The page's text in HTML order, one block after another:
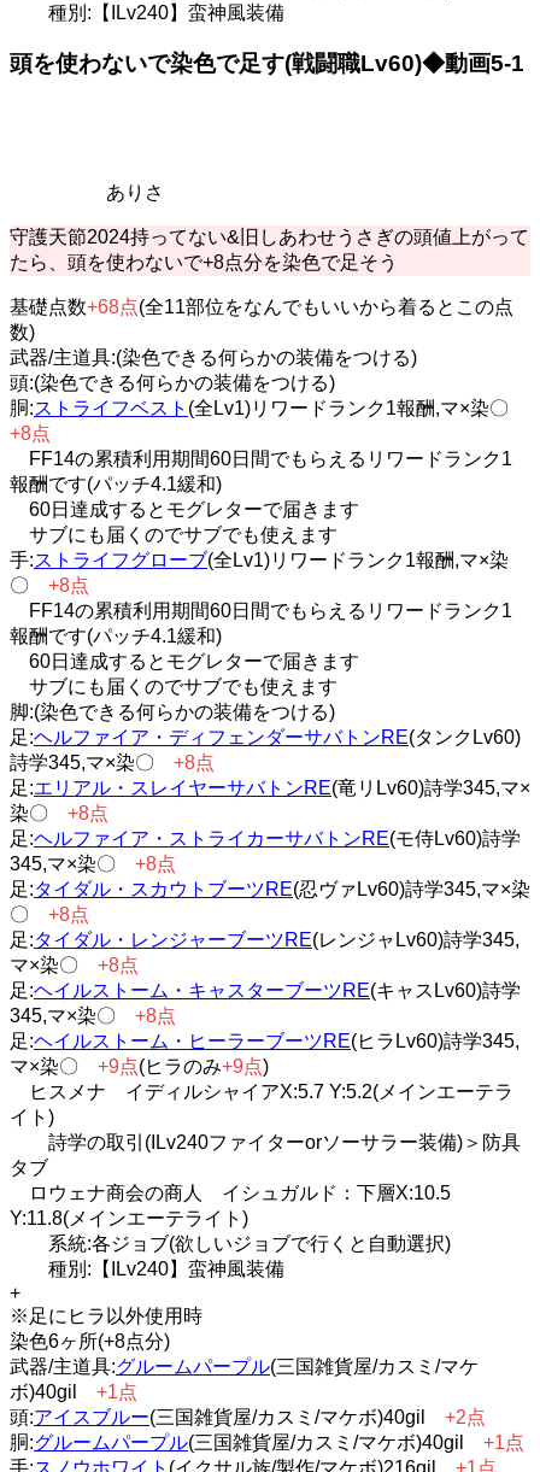
種別:【ILv240】蛮神風装備
頭を使わないで染色で足す(戦闘職Lv60)◆動画5-1
ありさ
守護天節2024持ってない&旧しあわせうさぎの頭値上がって
たら、頭を使わないで+8点分を染色で足そう
基礎点数+68点(全11部位をなんでもいいから着るとこの点
数)
武器/主道具:(染色できる何らかの装備をつける)
頭:(染色できる何らかの装備をつける)
胴:ストライフベスト (全Lv1)リワードランク1報酬,マ×染〇
+8点
FF14の累積利用期間60日間でもらえるリワードランク1
報酬です(パッチ4.1緩和)
60日達成するとモグレターで届きます
サブにも届くのでサブでも使えます
手:ストライフグローブ(全Lv1)リワードランク1報酬,マ×染
〇 +8点
FF14の累積利用期間60日間でもらえるリワードランク1
報酬です(パッチ4.1緩和)
60日達成するとモグレターで届きます
サブにも届くのでサブでも使えます
脚:(染色できる何らかの装備をつける)
足:ヘルファイア・ディフェンダーサバトンRE(タンクLv60)
詩学345,マ×染〇 +8点
足:エリアル・スレイヤーサバトンRE(竜リLv60)詩学345,マ×
染〇 +8点
足:ヘルファイア・ストライカーサバトンRE(モ侍Lv60)詩学
345,マ×染〇 +8点
足:タイダル・スカウトブーツRE(忍ヴァLv60)詩学345,マ×染
〇 +8点
足:タイダル・レンジャーブーツRE(レンジャLv60)詩学345,
マ×染〇 +8点
足:ヘイルストーム・キャスターブーツRE(キャスLv60)詩学
345,マ×染〇 +8点
足:ヘイルストーム・ヒーラーブーツRE(ヒラLv60)詩学345,
マ×染〇 +9点(ヒラのみ+9点)
ヒスメナ イディルシャイアX:5.7 Y:5.2(メインエーテラ
イト)
詩学の取引(ILv240ファイターorソーサラー装備)＞防具
タブ
ロウェナ商会の商人 イシュガルド：下層X:10.5
Y:11.8(メインエーテライト)
系統:各ジョブ(欲しいジョブで行くと自動選択)
種別:【ILv240】蛮神風装備
+
※足にヒラ以外使用時
染色6ヶ所(+8点分)
武器/主道具:グルームパープル(三国雑貨屋/カスミ/マケ
ボ)40gil +1点
頭:アイスブルー(三国雑貨屋/カスミ/マケボ)40gil +2点
胴:グルームパープル(三国雑貨屋/カスミ/マケボ)40gil +1点
手:スノウホワイト (イクサル族/製作/マケボ)216gil +1点